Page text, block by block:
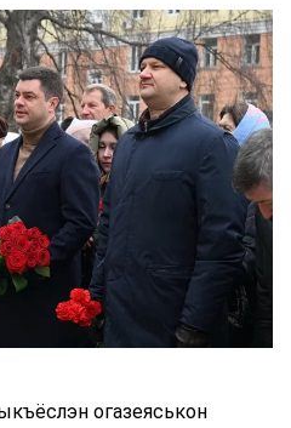
огазеяськон